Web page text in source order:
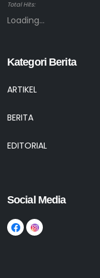
Total Hits:
Loading...
Kategori Berita
ARTIKEL
BERITA
EDITORIAL
Social Media